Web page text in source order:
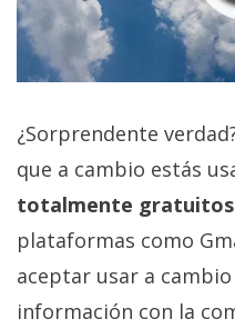
todas las
noticias sobre
tecnología,
móviles,
apps,
informática,
videojuegos,
trucos y
tutoriales.
El Grupo
(CC) 2006-
¿Sorprendente
que a cambio estás
totalmente gratuitos
plataformas como
aceptar usar a
información con la